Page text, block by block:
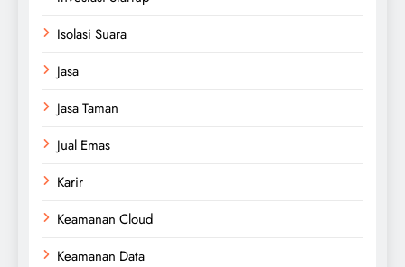
Isolasi Suara
Jasa
Jasa Taman
Jual Emas
Karir
Keamanan Cloud
Keamanan Data